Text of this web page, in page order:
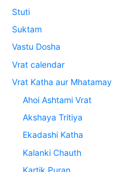
Stuti
Suktam
Vastu Dosha
Vrat calendar
Vrat Katha aur Mhatamay
Ahoi Ashtami Vrat
Akshaya Tritiya
Ekadashi Katha
Kalanki Chauth
Kartik Puran